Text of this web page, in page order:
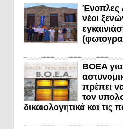
Ένοπλες
νέοι
ΒΟΕΑ για
πρέπει
τον
δικαιολογητικά και τις